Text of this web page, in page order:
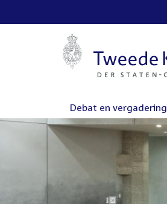
Debat en vergadering